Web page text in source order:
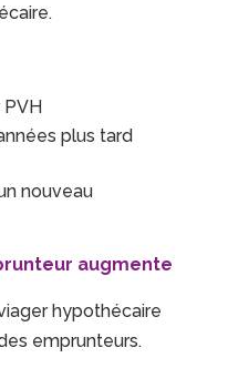
plus tard
nouveau
augmente
hypothécaire
emprunteurs.